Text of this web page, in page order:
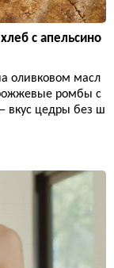
с апельсино
оливковом масл
ромбы с
вкус цедры без ш